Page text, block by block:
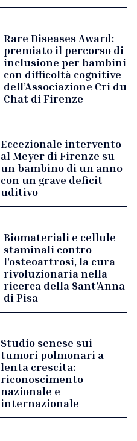
Rare Diseases Award:
premiato il percorso di
inclusione per bambini
con difficoltà cognitive
dell’Associazione Cri du
Chat di Firenze
Eccezionale intervento
al Meyer di Firenze su
un bambino di un anno
con un grave deficit
uditivo
Biomateriali e cellule
staminali contro
l’osteoartrosi, la cura
rivoluzionaria nella
ricerca della Sant’Anna
di Pisa
Studio senese sui
tumori polmonari a
lenta crescita:
riconoscimento
nazionale e
internazionale